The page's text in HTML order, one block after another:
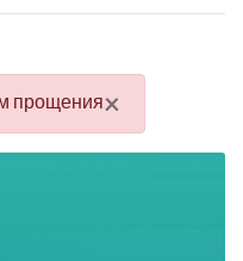
×
прощения